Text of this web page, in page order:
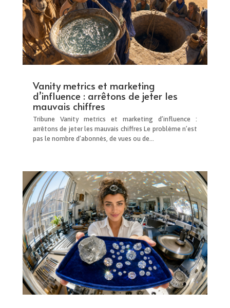
Vanity metrics et marketing
d’influence : arrêtons de jeter les
mauvais chiffres
Tribune Vanity metrics et marketing d’influence :
arrêtons de jeter les mauvais chiffres Le problème n’est
pas le nombre d’abonnés, de vues ou de...